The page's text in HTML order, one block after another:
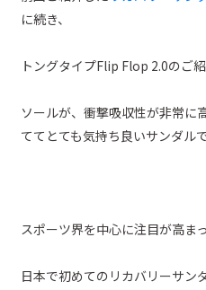
に続き、
トングタイプFlip Flop 2.0のご紹
ソールが、衝撃吸収性が非常に
ててとても気持ち良いサンダルで
スポーツ界を中心に注目が高ま
日本で初めてのリカバリーサン